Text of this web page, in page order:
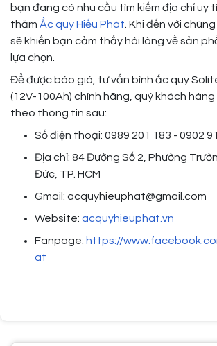
bạn đang có nhu cầu tìm kiếm địa chỉ uy
thăm Ắc quy Hiếu Phát. Khi đến với
sẽ khiến bạn cảm thấy hài lòng về sản
lựa chọn.
Để được báo giá, tư vấn bình ắc quy
(12V-100Ah) chính hãng, quý khách hàng
theo thông tin sau:
Số điện thoại: 0989 201 183 - 0902
Địa chỉ: 84 Đường Số 2, Phường
Đức, TP. HCM
Gmail: acquyhieuphat@gmail.com
Website: acquyhieuphat.vn
Fanpage: https://
at